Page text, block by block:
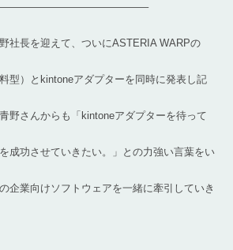
社長を迎えて、ついにASTERIA WARPの
型）とkintoneアダプターを同時に発表し記
野さんからも「kintoneアダプターを待って
成功させていきたい。」との力強い言葉をい
企業向けソフトウェアを一緒に牽引していき